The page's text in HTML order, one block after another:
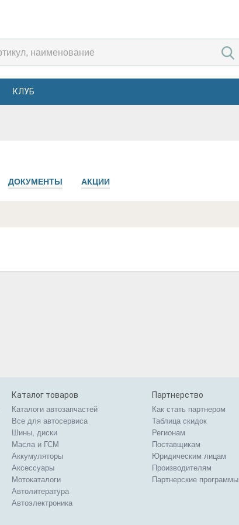
КЛУБ
ДОКУМЕНТЫ АКЦИИ
Каталог товаров
Каталоги автозапчастей
Все для автосервиса
Шины, диски
Масла и ГСМ
Аккумуляторы
Аксессуары
Мотокаталоги
Автолитература
Автоэлектроника
Партнерство
Как стать партнером
Таблица скидок
Регионам
Поставщикам
Юридическим лицам
Производителям
Партнерские программы